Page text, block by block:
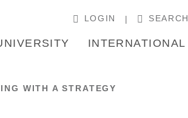
LOGIN SEARCH
INTERNATIONAL
WITH A STRATEGY